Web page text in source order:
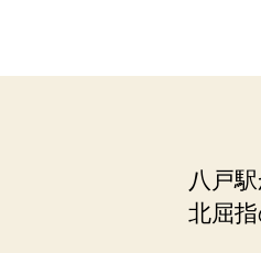
八戸
北屈